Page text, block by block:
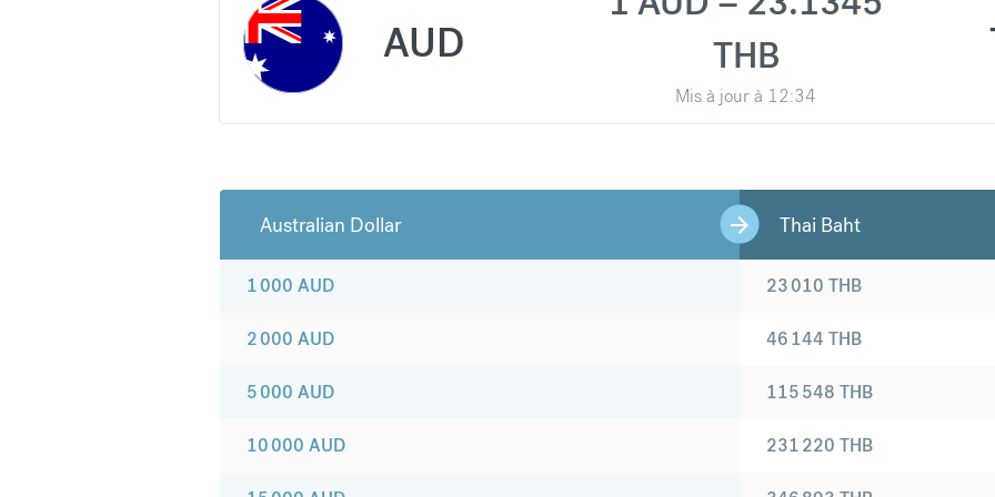
AUD
THB
Mis à jour à 12:34
Australian Dollar Thai Baht
1 000 AUD
2 000 AUD
5 000 AUD
10 000 AUD
23 010 THB
46 144 THB
115 548 THB
231 220 THB